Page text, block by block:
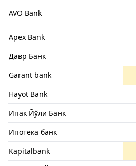
AVO Bank
Apex Bank
Давр Банк
Garant bank
Hayot Bank
Ипак Йўли Банк
Ипотека банк
Kapitalbank